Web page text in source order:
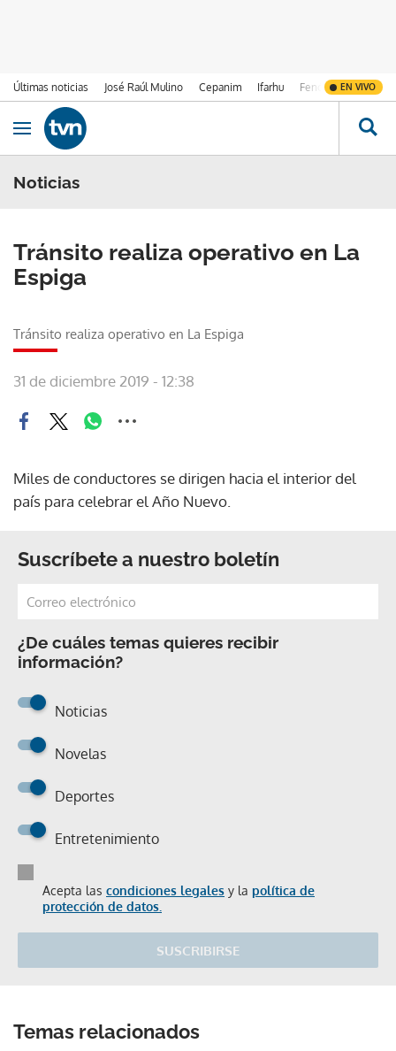
Últimas noticias José Raúl Mulino Cepanim Ifarhu Fenómeno de El
EN VIVO
Ir al contenido
Obrir navegació
Noticias
Tránsito realiza operativo en La
Espiga
Tránsito realiza operativo en La Espiga
31 de diciembre 2019 - 12:38
Miles de conductores se dirigen hacia el interior del
país para celebrar el Año Nuevo.
Suscríbete a nuestro boletín
¿De cuáles temas quieres recibir
información?
Noticias
Novelas
Deportes
Entretenimiento
Acepta las condiciones legales y la política de
protección de datos.
SUSCRIBIRSE
Temas relacionados